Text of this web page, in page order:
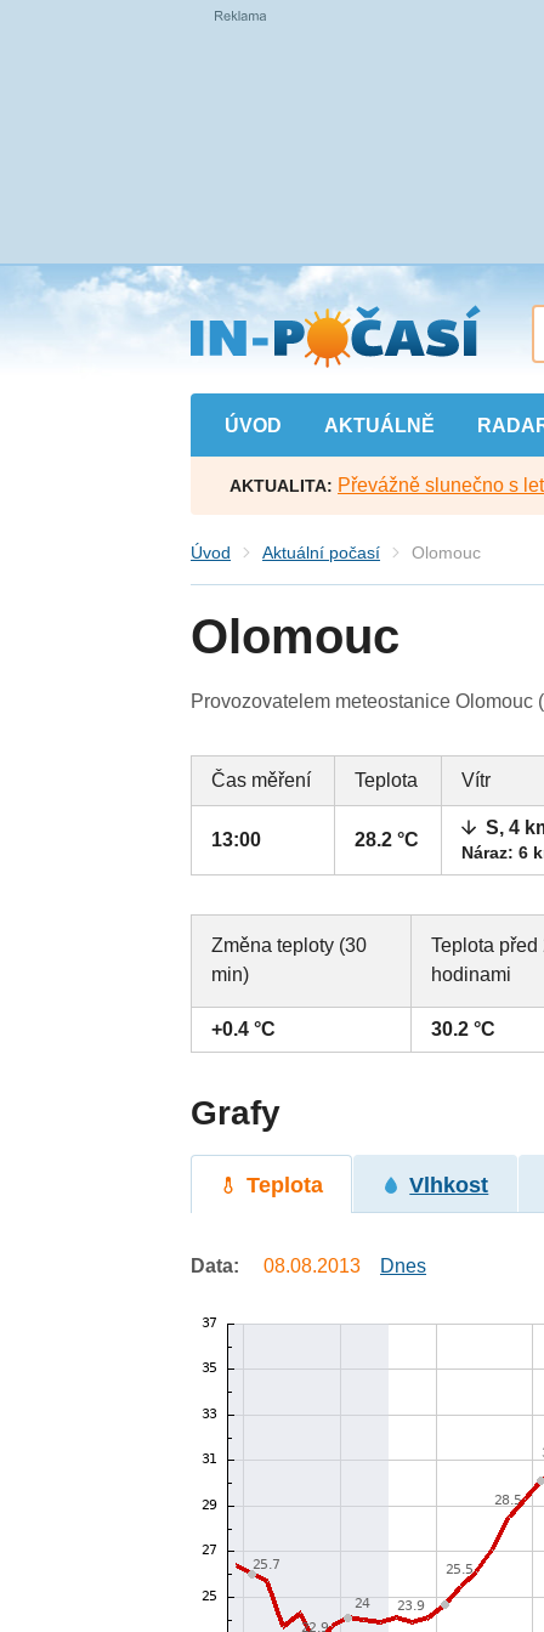
Přejít
na
hlavní
obsah
ÚVOD AKTUÁLNĚ
AKTUALITA: Převážně slunečno s
Úvod Aktuální počasí Olomouc
Olomouc
Provozovatelem meteostanice Olomouc
Čas měření Teplota Vítr
13:00 28.2 °C
S, 4
Náraz: 6
Změna teploty (30
min)
Teplota před
hodinami
+0.4 °C 30.2 °C
Grafy
Teplota Vlhkost
Data: 08.08.2013 Dnes